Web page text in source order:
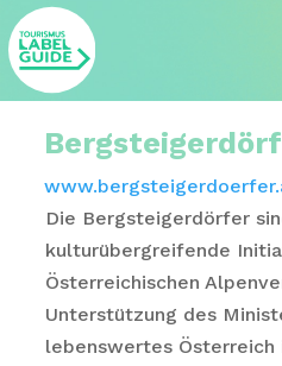
Die Bergsteigerdörfer
kulturübergreifende
Österreichischen
Unterstützung des
lebenswertes Österreich